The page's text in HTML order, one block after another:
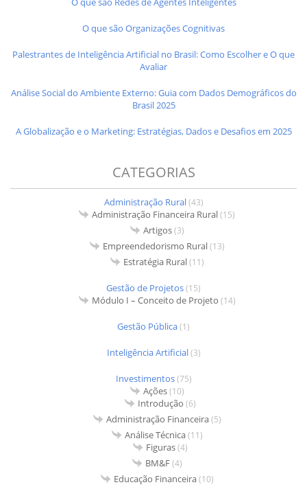
O que são Organizações Cognitivas
Palestrantes de Inteligência Artificial no Brasil: Como Escolher e O que
Avaliar
Análise Social do Ambiente Externo: Guia com Dados Demográficos do
Brasil 2025
A Globalização e o Marketing: Estratégias, Dados e Desafios em 2025
CATEGORIAS
Administração Rural(43)
Administração Financeira Rural(15)
Artigos(3)
Empreendedorismo Rural(13)
Estratégia Rural(11)
Gestão de Projetos(15)
Módulo I – Conceito de Projeto (14)
Gestão Pública(1)
Inteligência Artificial(3)
Investimentos(75)
Ações(10)
Introdução (6)
Administração Financeira(5)
Análise Técnica(11)
Figuras(4)
BM&F(4)
Educação Financeira(10)